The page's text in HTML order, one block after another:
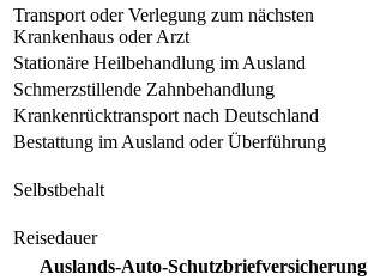
Transport oder Verlegung zum nächsten
Krankenhaus oder Arzt
Stationäre Heilbehandlung im Ausland
Schmerzstillende Zahnbehandlung
Krankenrücktransport nach Deutschland
Bestattung im Ausland oder Überführung
Selbstbehalt
Reisedauer
Auslands-Auto-Schutzbriefversicherung